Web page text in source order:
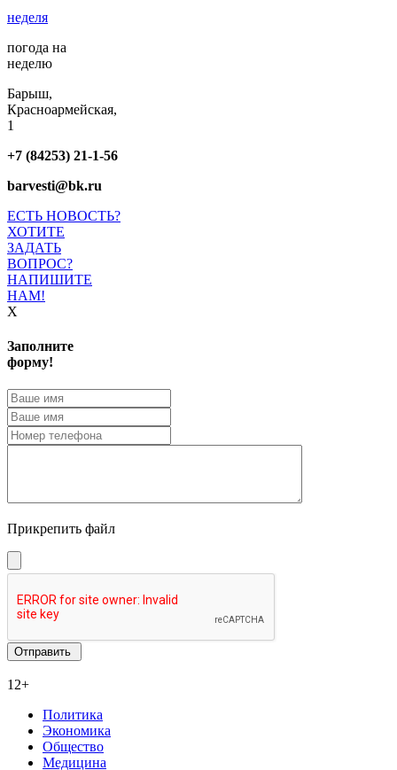
неделя
погода на
неделю
Барыш,
Красноармейская,
1
+7 (84253) 21-1-56
barvesti@bk.ru
ЕСТЬ НОВОСТЬ?
ХОТИТЕ
ЗАДАТЬ
ВОПРОС?
НАПИШИТЕ
НАМ!
X
Заполните
форму!
Прикрепить файл
12+
Политика
Экономика
Общество
Медицина